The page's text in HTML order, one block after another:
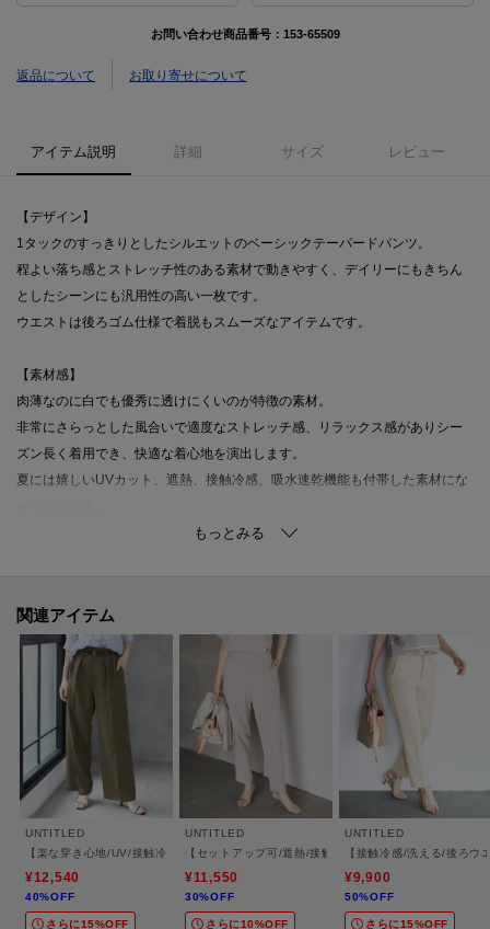
お問い合わせ商品番号： 153-65509
返品について お取り寄せについて
アイテム説明 詳細 サイズ レビュー
【デザイン】
1タックのすっきりとしたシルエットのベーシックテーパードパンツ。
程よい落ち感とストレッチ性のある素材で動きやすく、デイリーにもきちん
としたシーンにも汎用性の高い一枚です。
ウエストは後ろゴム仕様で着脱もスムーズなアイテムです。
【素材感】
肉薄なのに白でも優秀に透けにくいのが特徴の素材。
非常にさらっとした風合いで適度なストレッチ感、リラックス感がありシー
ズン長く着用でき、快適な着心地を演出します。
夏には嬉しいUVカット、遮熱、接触冷感、吸水速乾機能も付帯した素材にな
・前ファスナー
・ウエスト後ろゴム
・裏地なし
※オフホワイト（003）はやや透け感があります。
※この製品は、太陽光線中の紫外線（UV）を通しにくくします。この効果は
永久的ではありません。
※この製品は、吸水速乾効果のある素材を使用しています。この効果は永久
的ではありません。
※こちらの商品は複数の国で生産しております。
ベトナム製
関連アイテム
UNTITLED
【楽な穿き心地/UV/接触冷感】クリーンワイドパンツ
¥12,540
40%OFF
さらに15%OFF
UNTITLED
【セットアップ可/遮熱/接触冷感】リラクシーテーパード
¥11,550
30%OFF
さらに10%OFF
UNTITLED
【接触冷感/洗える/後ろウ
¥9,900
50%OFF
さらに15%OFF